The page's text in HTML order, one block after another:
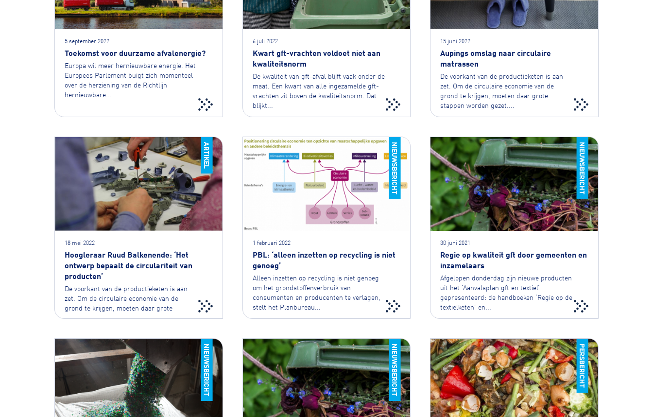
5 september 2022
Toekomst voor duurzame afvalenergie?
Europa wil meer hernieuwbare energie. Het
Europees Parlement buigt zich momenteel
over de herziening van de Richtlijn
hernieuwbare...
6 juli 2022
Kwart gft-vrachten voldoet niet aan
kwaliteitsnorm
De kwaliteit van gft-afval blijft vaak onder de
maat. Een kwart van alle ingezamelde gft-
vrachten zit boven de kwaliteitsnorm. Dat
blijkt...
15 juni 2022
Aupings omslag naar circulaire
matrassen
De voorkant van de productieketen is aan
zet. Om de circulaire economie van de
grond te krijgen, moeten daar grote
stappen worden gezet....
ARTIKEL
18 mei 2022
Hoogleraar Ruud Balkenende: ‘Het
ontwerp bepaalt de circulariteit van
producten’
De voorkant van de productieketen is aan
zet. Om de circulaire economie van de
grond te krijgen, moeten daar grote
stappen worden gezet....
NIEUWSBERICHT
1 februari 2022
PBL: ‘alleen inzetten op recycling is niet
genoeg’
Alleen inzetten op recycling is niet genoeg
om het grondstoffenverbruik van
consumenten en producenten te verlagen,
stelt het Planbureau...
NIEUWSBERICHT
30 juni 2021
Regie op kwaliteit gft door gemeenten en
inzamelaars
Afgelopen donderdag zijn nieuwe producten
uit het ‘Aanvalsplan gft en textiel’
gepresenteerd: de handboeken ‘Regie op de
textielketen’ en...
NIEUWSBERICHT NIEUWSBERICHT PERSBERICHT